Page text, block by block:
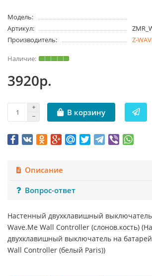
Модель:
Артикул:
Производитель:
Z-
3920р.
В корзину
Описание
Вопрос-ответ
Настенный двухклавишный выключатель
Wave.Me Wall Controller (слонов.кость)
двухклавишный выключатель на
Wall Controller (белый Paris))